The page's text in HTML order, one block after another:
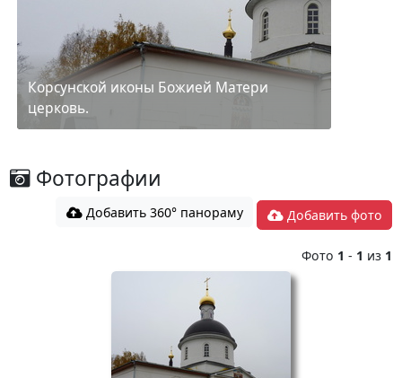
Корсунской иконы Божией Матери
церковь.
Фотографии
Добавить 360° панораму Добавить фото
Фото 1 - 1 из 1